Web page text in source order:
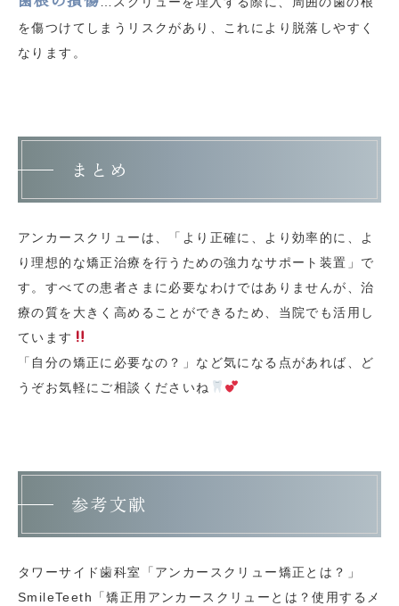
を傷つけてしまうリスクがあり、これにより脱落しやすく
なります。
まとめ
アンカースクリューは、「より正確に、より効率的に、よ
り理想的な矯正治療を行うための強力なサポート装置」で
す。すべての患者さまに必要なわけではありませんが、治
療の質を大きく高めることができるため、当院でも活用し
ています
「自分の矯正に必要なの？」など気になる点があれば、ど
うぞお気軽にご相談くださいね
参考文献
タワーサイド歯科室「アンカースクリュー矯正とは？」
SmileTeeth「矯正用アンカースクリューとは？使用するメ